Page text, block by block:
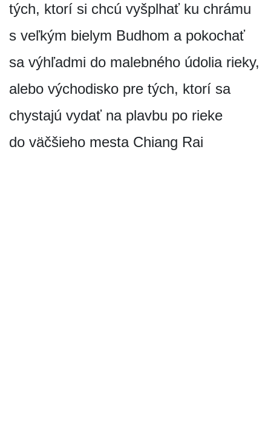
tých, ktorí si chcú vyšplhať ku chrámu
s veľkým bielym Budhom a pokochať
sa výhľadmi do malebného údolia rieky,
alebo východisko pre tých, ktorí sa
chystajú vydať na plavbu po rieke
do väčšieho mesta Chiang Rai